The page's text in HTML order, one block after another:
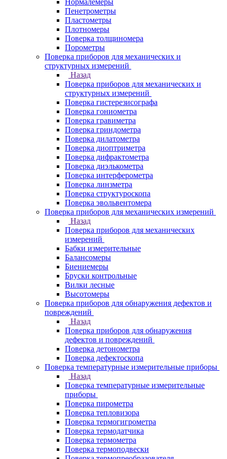
Нормалемеры
Пенетрометры
Пластометры
Плотномеры
Поверка толщиномера
Порометры
Поверка приборов для механических и
структурных измерений
Назад
Поверка приборов для механических и
структурных измерений
Поверка гистерезисографа
Поверка гониометра
Поверка гравиметра
Поверка гриндометра
Поверка дилатометра
Поверка диоптриметра
Поверка дифрактометра
Поверка диэлькометра
Поверка интерферометра
Поверка линзметра
Поверка структуроскопа
Поверка эвольвентомера
Поверка приборов для механических измерений
Назад
Поверка приборов для механических
измерений
Бабки измерительные
Балансомеры
Биениемеры
Бруски контрольные
Вилки лесные
Высотомеры
Поверка приборов для обнаружения дефектов и
повреждений
Назад
Поверка приборов для обнаружения
дефектов и повреждений
Поверка детонометра
Поверка дефектоскопа
Поверка температурные измерительные приборы
Назад
Поверка температурные измерительные
приборы
Поверка пирометра
Поверка тепловизора
Поверка термогигрометра
Поверка термодатчика
Поверка термометра
Поверка термоподвески